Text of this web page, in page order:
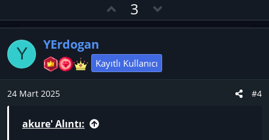
k
l
O
y
a
3
o
o
Y YErdogan
Kayıtlı Kullanıcı
24 Mart 2025 #4
akure' Alıntı: